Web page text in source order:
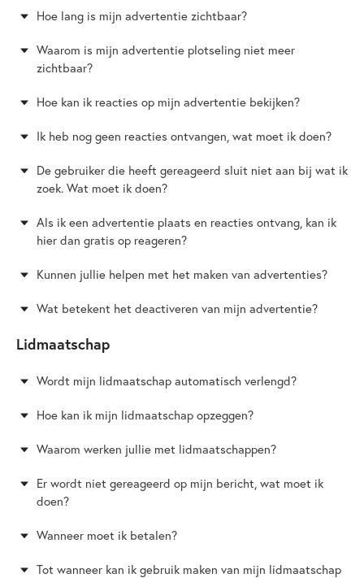
Hoe lang is mijn advertentie zichtbaar?
Waarom is mijn advertentie plotseling niet meer
zichtbaar?
Hoe kan ik reacties op mijn advertentie bekijken?
Ik heb nog geen reacties ontvangen, wat moet ik doen?
De gebruiker die heeft gereageerd sluit niet aan bij wat ik
zoek. Wat moet ik doen?
Als ik een advertentie plaats en reacties ontvang, kan ik
hier dan gratis op reageren?
Kunnen jullie helpen met het maken van advertenties?
Wat betekent het deactiveren van mijn advertentie?
Lidmaatschap
Wordt mijn lidmaatschap automatisch verlengd?
Hoe kan ik mijn lidmaatschap opzeggen?
Waarom werken jullie met lidmaatschappen?
Er wordt niet gereageerd op mijn bericht, wat moet ik
doen?
Wanneer moet ik betalen?
Tot wanneer kan ik gebruik maken van mijn lidmaatschap